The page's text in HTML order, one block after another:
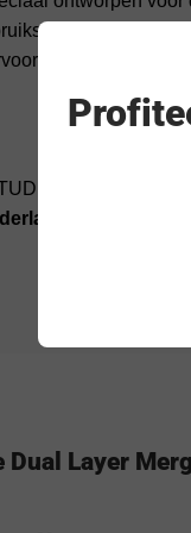
Of je nu
dat je OnePlus
MergeGrip
Layer